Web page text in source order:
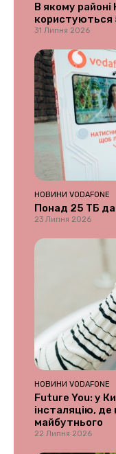
В якому районі
користуються
31 Липня 2026
НОВИНИ VODAFONE
Понад 25 ТБ
23 Липня 2026
НОВИНИ VODAFONE
Future You: у
інсталяцію,
майбутнього
22 Липня 2026